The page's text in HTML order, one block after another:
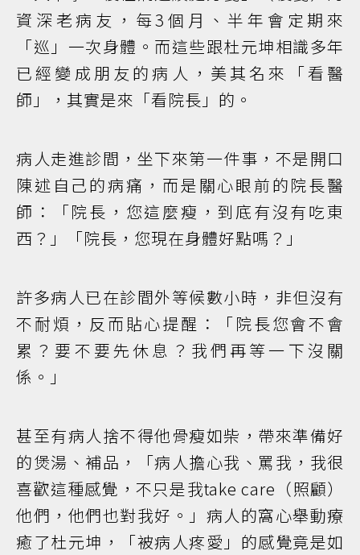
資深老病友，每3個月、半年會定期來
「巡」一次身體。而這些跟杜元坤相識多年
已經變成朋友的病人，美其名來「看醫
師」，其實是來「看院長」的。
病人走進診間，坐下來第一件事，不是開口
陳述自己的病痛，而是關心眼前的院長醫
師：「院長，您這麼瘦，到底有沒有吃東
西？」「院長，您現在身體好點嗎？」
許多病人已在診間外等候數小時，非但沒有
不耐煩，反而貼心提醒：「院長您會不會
累？要不要先休息？我們再等一下沒關
係。」
甚至有病人捨不得他骨瘦如柴，帶來準備好
的煲湯、補品，「病人擔心我、罵我，我很
喜歡這種感覺，不只是我take care（照顧）
他們，他們也對我好。」病人的窩心舉動療
癒了杜元坤，「被病人疼愛」的感覺竟是如